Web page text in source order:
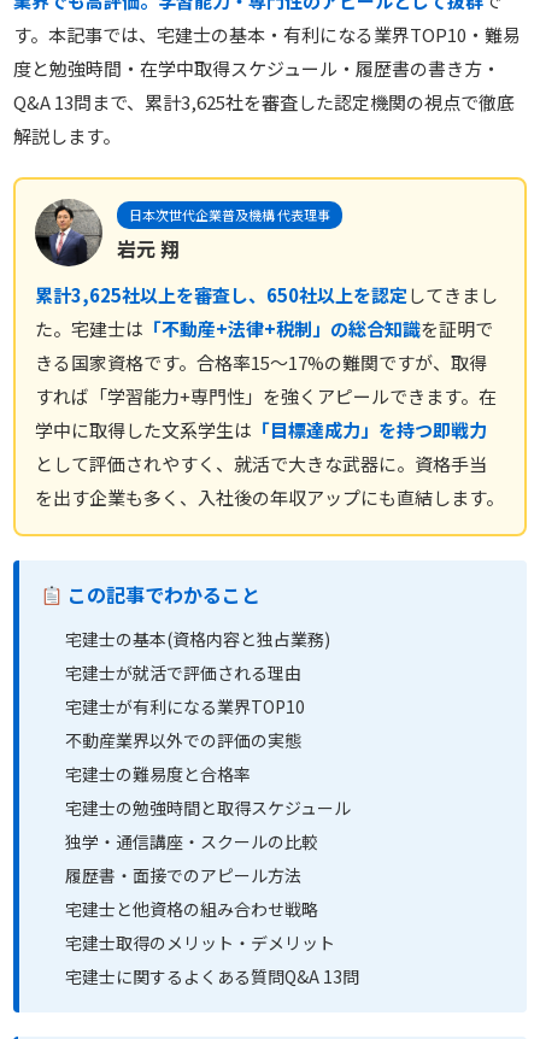
す。本記事では、宅建士の基本・有利になる業界TOP10・難易
度と勉強時間・在学中取得スケジュール・履歴書の書き方・
Q&A 13問まで、累計3,625社を審査した認定機関の視点で徹底
解説します。
日本次世代企業普及機構 代表理事
岩元 翔
累計3,625社以上を審査し、650社以上を認定してきまし
た。宅建士は 「不動産+法律+税制」の総合知識を証明で
きる国家資格です。合格率15〜17%の難関ですが、取得
すれば「学習能力+専門性」を強くアピールできます。在
学中に取得した文系学生は 「目標達成力」を持つ即戦力
として評価されやすく、就活で大きな武器に。資格手当
を出す企業も多く、入社後の年収アップにも直結します。
この記事でわかること
宅建士の基本(資格内容と独占業務)
宅建士が就活で評価される理由
宅建士が有利になる業界TOP10
不動産業界以外での評価の実態
宅建士の難易度と合格率
宅建士の勉強時間と取得スケジュール
独学・通信講座・スクールの比較
履歴書・面接でのアピール方法
宅建士と他資格の組み合わせ戦略
宅建士取得のメリット・デメリット
宅建士に関するよくある質問Q&A 13問